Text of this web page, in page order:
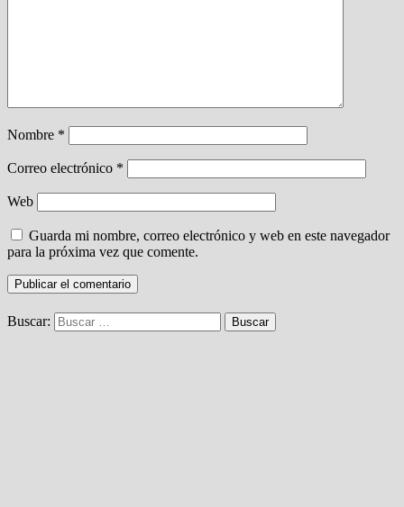
Nombre *
Correo electrónico *
Web
Guarda mi nombre, correo electrónico y web en este navegador
para la próxima vez que comente.
Buscar: